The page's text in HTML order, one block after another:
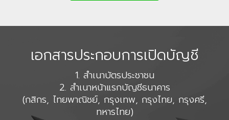
เอกสารประกอบการเปิดบัญชี
1. สำเนาบัตรประชาชน
2. สำเนาหน้าแรกบัญชีธนาคาร
(กสิกร, ไทยพาณิชย์, กรุงเทพ, กรุงไทย, กรุงศรี,
ทหารไทย)